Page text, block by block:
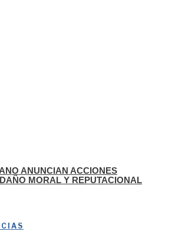
ANUNCIAN ACCIONES
MORAL Y REPUTACIONAL